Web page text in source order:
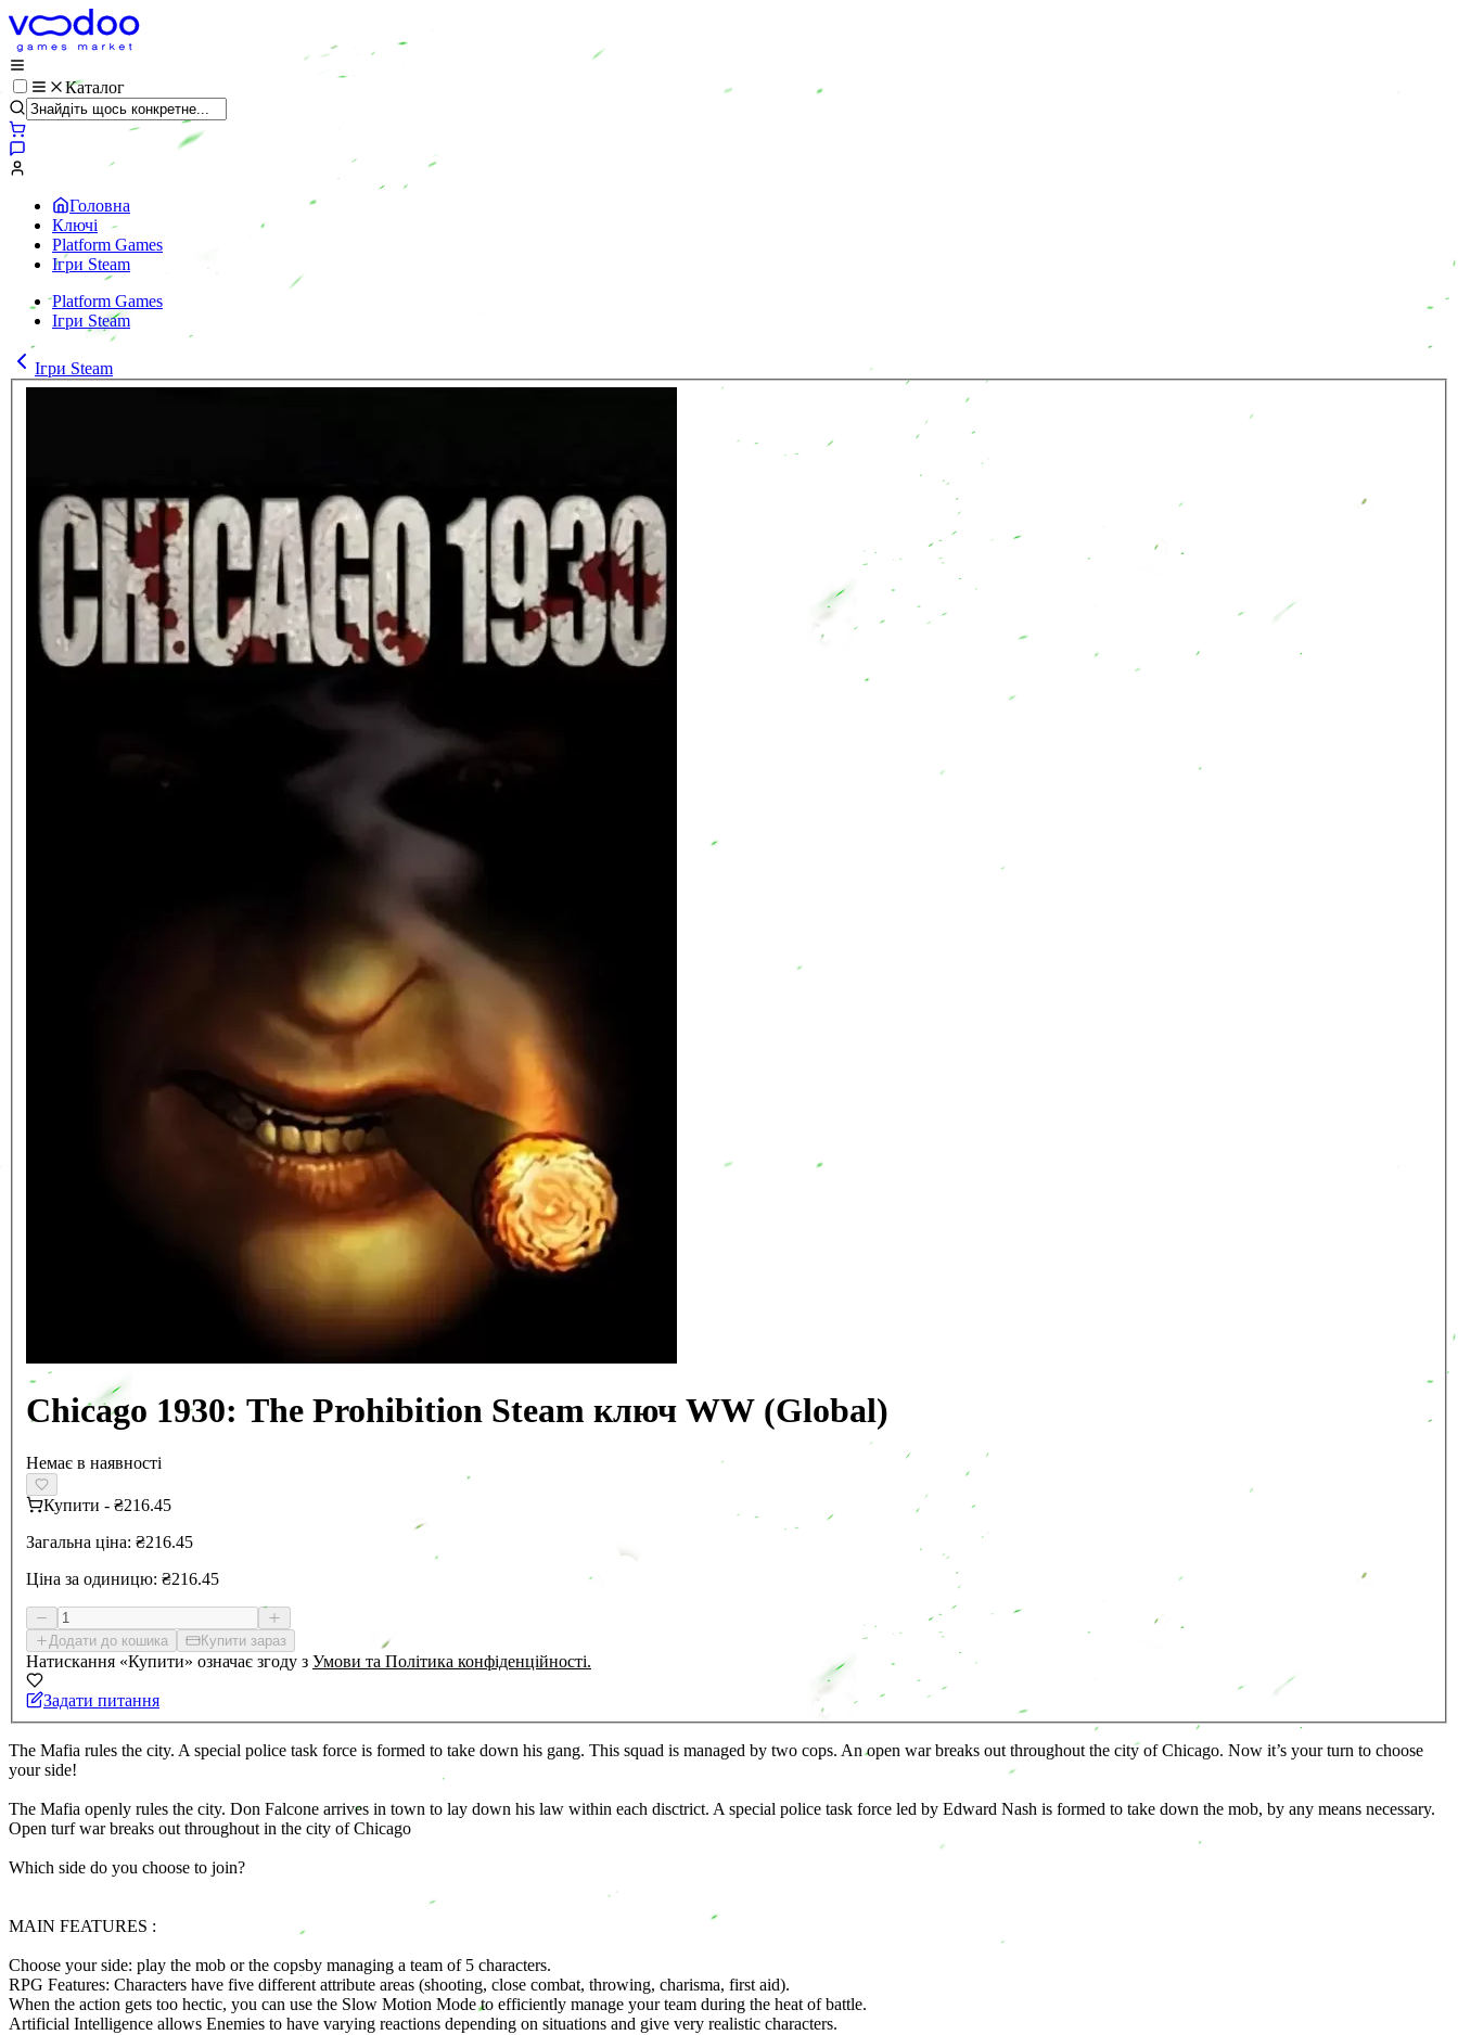
Каталог
Головна
Ключі
Platform Games
Ігри Steam
Platform Games
Ігри Steam
Ігри Steam
Chicago 1930: The Prohibition Steam ключ WW (Global)
Немає в наявності
Купити - ₴216.45
Загальна ціна: ₴216.45
Ціна за одиницю: ₴216.45
Додати до кошика Купити зараз
Натискання «Купити» означає згоду з Умови та Політика конфіденційності.
Задати питання
The Mafia rules the city. A special police task force is formed to take down his gang. This squad is managed by two cops. An open war breaks out throughout the city of Chicago. Now it’s your turn to choose
your side!
The Mafia openly rules the city. Don Falcone arrives in town to lay down his law within each disctrict. A special police task force led by Edward Nash is formed to take down the mob, by any means necessary.
Open turf war breaks out throughout in the city of Chicago
Which side do you choose to join?
MAIN FEATURES :
Choose your side: play the mob or the copsby managing a team of 5 characters.
RPG Features: Characters have five different attribute areas (shooting, close combat, throwing, charisma, first aid).
When the action gets too hectic, you can use the Slow Motion Mode to efficiently manage your team during the heat of battle.
Artificial Intelligence allows Enemies to have varying reactions depending on situations and give very realistic characters.